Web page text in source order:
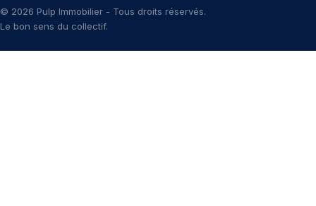
© 2026 Pulp Immobilier - Tous droits réservés.
Le bon sens du collectif.